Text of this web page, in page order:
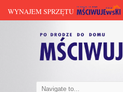
WYNAJEM SPRZĘTU